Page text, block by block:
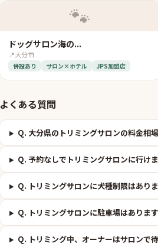
🐾
ドッグサロン海の...
📍大分市
併設あり サロン×ホテル JPS加盟店
よくある質問
Q. 大分県のトリミングサロンの料金相
Q. 予約なしでトリミングサロンに行け
Q. トリミングサロンに犬種制限はあり
Q. トリミングサロンに駐車場はありま
Q. トリミング中、オーナーはサロンで